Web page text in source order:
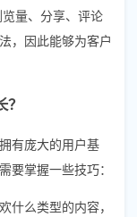
量、分享、评论
，因此能够为客户
有庞大的用户基
要掌握一些技巧：
什么类型的内容，